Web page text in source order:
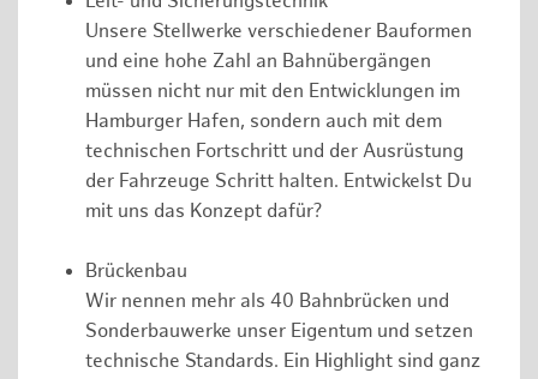
Unsere Stellwerke verschiedener Bauformen
und eine hohe Zahl an Bahnübergängen
müssen nicht nur mit den Entwicklungen im
Hamburger Hafen, sondern auch mit dem
technischen Fortschritt und der Ausrüstung
der Fahrzeuge Schritt halten. Entwickelst Du
mit uns das Konzept dafür?
Brückenbau
Wir nennen mehr als 40 Bahnbrücken und
Sonderbauwerke unser Eigentum und setzen
technische Standards. Ein Highlight sind ganz